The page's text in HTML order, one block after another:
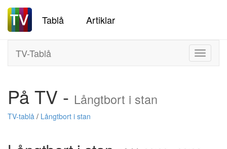
Tablå Artiklar
Toggle
TV-Tablå
På TV - Långtbort i stan
TV-tablå / Långtbort i stan